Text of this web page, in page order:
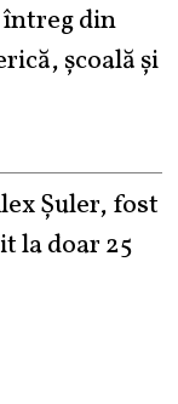
întreg din
școală și
Șuler, fost
la doar 25